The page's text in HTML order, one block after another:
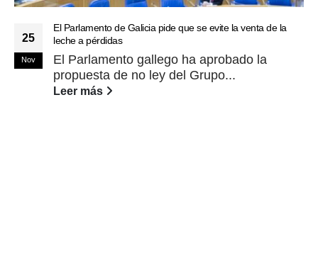
25
Nov
El Parlamento de Galicia pide que se evite la venta de la
leche a pérdidas
El Parlamento gallego ha aprobado la
propuesta de no ley del Grupo...
Leer más